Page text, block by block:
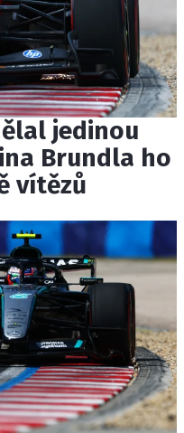
jedinou
Brundla ho
vítězů